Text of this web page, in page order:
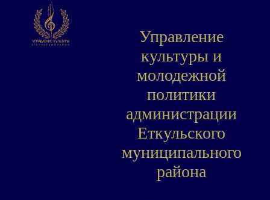
Управление
культуры и
молодежной
политики
администрации
Еткульского
муниципального
района